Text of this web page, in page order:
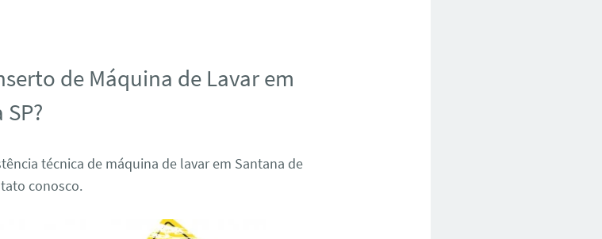
de Máquina de Lavar em
técnica de máquina de lavar em Santana de
conosco.